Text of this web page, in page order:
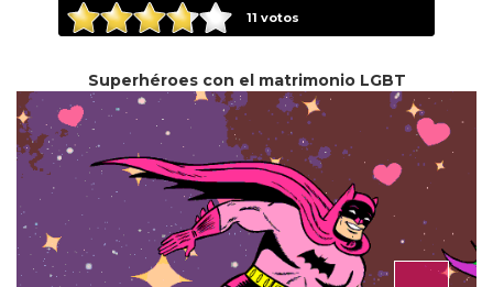
11 votos
Superhéroes con el matrimonio LGBT